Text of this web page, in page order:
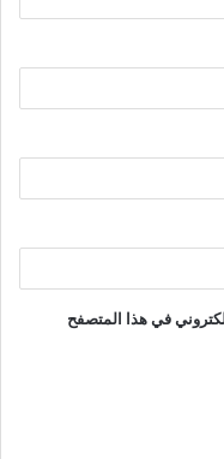
في هذا المتصفح